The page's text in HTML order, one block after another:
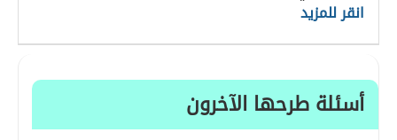
انقر للمزيد
أسئلة طرحها الآخرون